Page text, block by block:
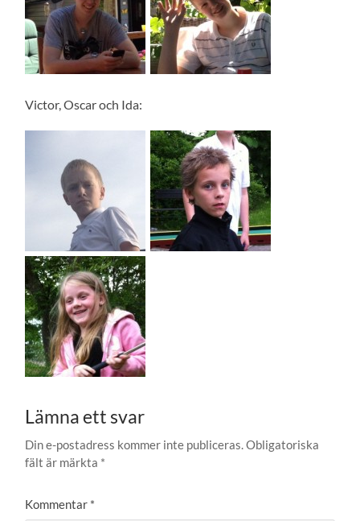
Victor, Oscar och Ida:
Lämna ett svar
Din e-postadress kommer inte publiceras. Obligatoriska
fält är märkta *
Kommentar *